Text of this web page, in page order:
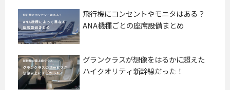
飛行機にコンセントやモニタはある？
ANA機種ごとの座席設備まとめ
グランクラスが想像をはるかに超えた
ハイクオリティ新幹線だった！